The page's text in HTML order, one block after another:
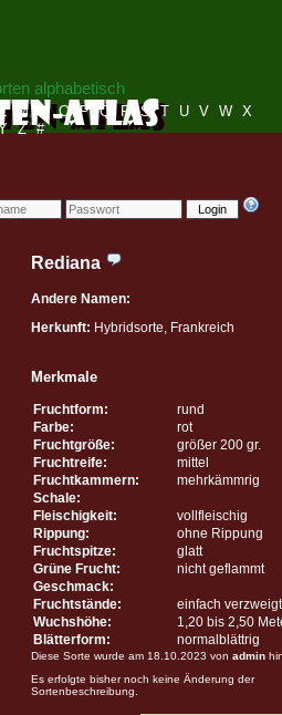
Login
alphabetisch
L M N O P Q R S T U V W X
Z #
Rediana
Andere Namen:
Herkunft: Hybridsorte, Frankreich
Merkmale
Fruchtform:
rund
Farbe:
rot
Fruchtgröße:
größer 200 gr.
Fruchtreife:
mittel
Fruchtkammern:
mehrkämmrig
Schale:
Fleischigkeit:
vollfleischig
Rippung:
ohne Rippung
Fruchtspitze:
glatt
Grüne Frucht:
nicht geflammt
Geschmack:
Fruchtstände:
einfach verzweigt
Wuchshöhe:
1,20 bis 2,50
Blätterform:
normalblättrig
Diese Sorte wurde am 18.10.2023 von admin
Es erfolgte bisher noch keine Änderung der
Sortenbeschreibung.